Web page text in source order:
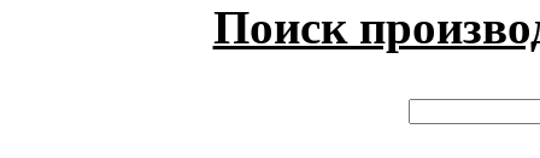
Поиск